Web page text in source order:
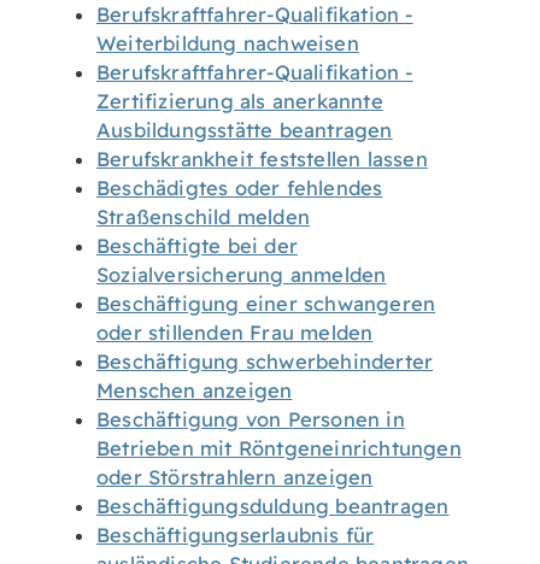
Berufskraftfahrer-Qualifikation -
Weiterbildung nachweisen
Berufskraftfahrer-Qualifikation -
Zertifizierung als anerkannte
Ausbildungsstätte beantragen
Berufskrankheit feststellen lassen
Beschädigtes oder fehlendes
Straßenschild melden
Beschäftigte bei der
Sozialversicherung anmelden
Beschäftigung einer schwangeren
oder stillenden Frau melden
Beschäftigung schwerbehinderter
Menschen anzeigen
Beschäftigung von Personen in
Betrieben mit Röntgeneinrichtungen
oder Störstrahlern anzeigen
Beschäftigungsduldung beantragen
Beschäftigungserlaubnis für